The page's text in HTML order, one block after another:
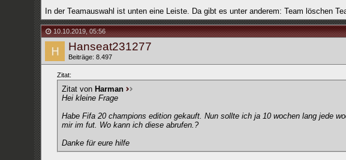
In der Teamauswahl ist unten eine Leiste. Da gibt es unter anderem: Team löschen
10.10.2019,05:56
Hanseat231277
Beiträge: 8.497
Zitat:
Zitat von Harman
Hei kleine Frage
Habe Fifa 20 champions edition gekauft. Nun sollte ich ja 10 wochen lang jede
mir im fut. Wo kann ich diese abrufen.?
Danke für eure hilfe